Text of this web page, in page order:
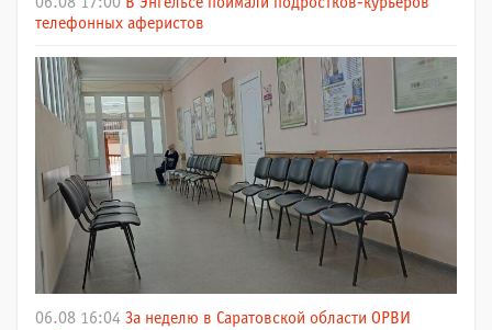
телефонных аферистов
06.08 16:04 За неделю в Саратовской области ОРВИ